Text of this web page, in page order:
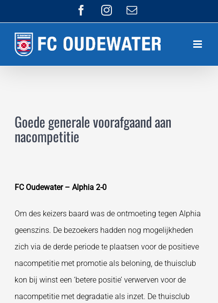
naar
inhoud
FacebookInstagram
E-
mail
Goede generale voorafgaand aan
nacompetitie
FC Oudewater – Alphia 2-0
Om des keizers baard was de ontmoeting tegen Alphia
geenszins. De bezoekers hadden nog mogelijkheden
zich via de derde periode te plaatsen voor de positieve
nacompetitie met promotie als beloning, de thuisclub
kon bij winst een ‘betere positie’ verwerven voor de
nacompetitie met degradatie als inzet. De thuisclub